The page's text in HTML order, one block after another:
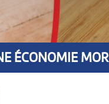
ÉCONOMIE